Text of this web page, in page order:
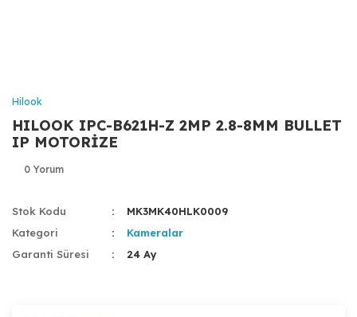
Hilook
HILOOK IPC-B621H-Z 2MP 2.8-8MM BULLET
IP MOTORİZE
0 Yorum
Stok Kodu
MK3MK40HLK0009
Kategori
Kameralar
Garanti Süresi
24 Ay